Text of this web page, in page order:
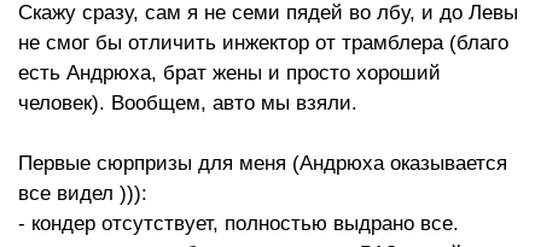
Скажу сразу, сам я не семи пядей во лбу, и до Левы
не смог бы отличить инжектор от трамблера (благо
есть Андрюха, брат жены и просто хороший
человек). Вообщем, авто мы взяли.
Первые сюрпризы для меня (Андрюха оказывается
все видел ))):
- кондер отсутствует, полностью выдрано все.